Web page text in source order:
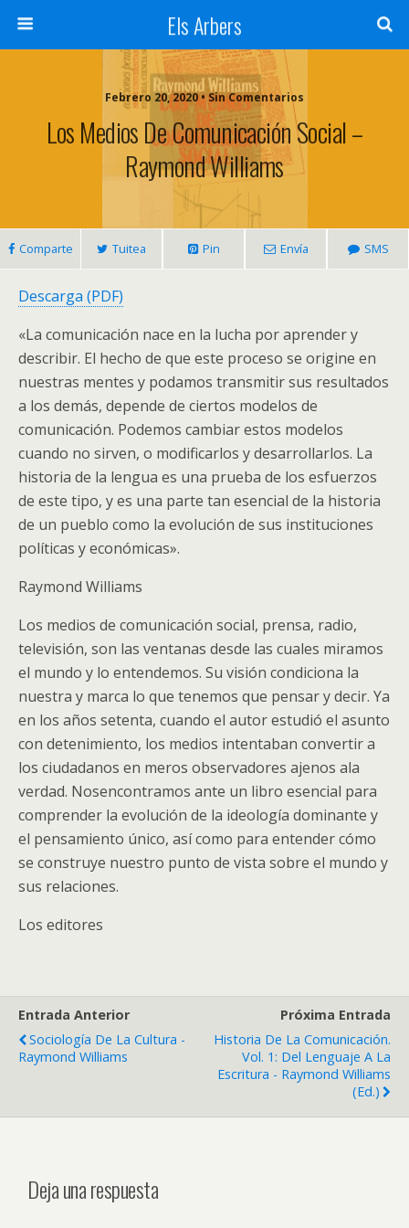
Els Arbers
Febrero 20, 2020 • Sin Comentarios
Los Medios De Comunicación Social –
Raymond Williams
Comparte Tuitea Pin Envía SMS
Descarga (PDF)
«La comunicación nace en la lucha por aprender y
describir. El hecho de que este proceso se origine en
nuestras mentes y podamos transmitir sus resultados
a los demás, depende de ciertos modelos de
comunicación. Podemos cambiar estos modelos
cuando no sirven, o modificarlos y desarrollarlos. La
historia de la lengua es una prueba de los esfuerzos
de este tipo, y es una parte tan esencial de la historia
de un pueblo como la evolución de sus instituciones
políticas y económicas».
Raymond Williams
Los medios de comunicación social, prensa, radio,
televisión, son las ventanas desde las cuales miramos
el mundo y lo entendemos. Su visión condiciona la
nuestra y marca lo que tenemos que pensar y decir. Ya
en los años setenta, cuando el autor estudió el asunto
con detenimiento, los medios intentaban convertir a
los ciudadanos en meros observadores ajenos ala
verdad. Nosencontramos ante un libro esencial para
comprender la evolución de la ideología dominante y
el pensamiento único, así como para entender cómo
se construye nuestro punto de vista sobre el mundo y
sus relaciones.
Los editores
Entrada Anterior
Sociología De La Cultura -
Raymond Williams
Próxima Entrada
Historia De La Comunicación.
Vol. 1: Del Lenguaje A La
Escritura - Raymond Williams
(ed.)
Deja una respuesta